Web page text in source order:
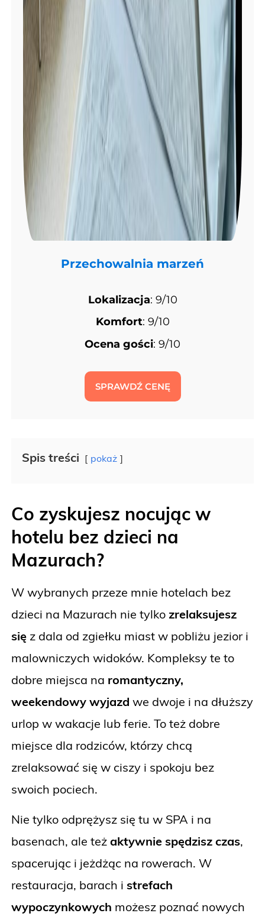
Przechowalnia marzeń
Lokalizacja: 9/10
Komfort: 9/10
Ocena gości: 9/10
SPRAWDŹ CENĘ
Spis treści pokaż
Co zyskujesz nocując w
hotelu bez dzieci na
Mazurach?
W wybranych przeze mnie hotelach bez
dzieci na Mazurach nie tylko zrelaksujesz
się z dala od zgiełku miast w pobliżu jezior i
malowniczych widoków. Kompleksy te to
dobre miejsca na romantyczny,
weekendowy wyjazd we dwoje i na dłuższy
urlop w wakacje lub ferie. To też dobre
miejsce dla rodziców, którzy chcą
zrelaksować się w ciszy i spokoju bez
swoich pociech.
Nie tylko odprężysz się tu w SPA i na
basenach, ale też aktywnie spędzisz czas,
spacerując i jeżdżąc na rowerach. W
restauracja, barach i strefach
wypoczynkowych możesz poznać nowych